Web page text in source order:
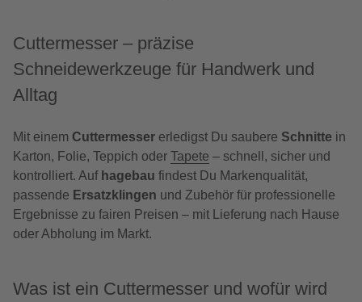
Cuttermesser – präzise
Schneidewerkzeuge für Handwerk und
Alltag
Mit einem Cuttermesser erledigst Du saubere Schnitte in
Karton, Folie, Teppich oder Tapete – schnell, sicher und
kontrolliert. Auf hagebau findest Du Markenqualität,
passende Ersatzklingen und Zubehör für professionelle
Ergebnisse zu fairen Preisen – mit Lieferung nach Hause
oder Abholung im Markt.
Was ist ein Cuttermesser und wofür wird